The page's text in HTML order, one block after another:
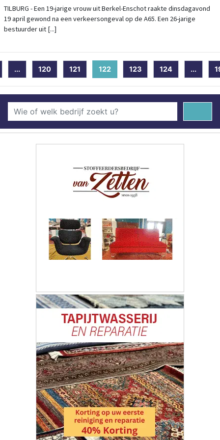
TILBURG - Een 19-jarige vrouw uit Berkel-Enschot raakte dinsdagavond
19 april gewond na een verkeersongeval op de A65. Een 26-jarige
bestuurder uit [...]
... 120 121 122 (current)
123 124 ...